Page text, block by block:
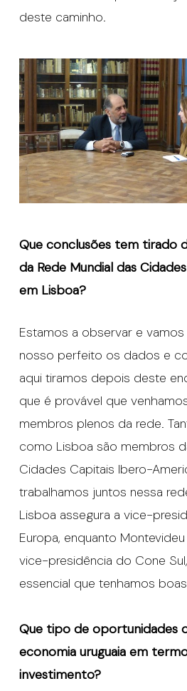
deste caminho.
Que conclusões tem tirado
da Rede Mundial das
em Lisboa?
Estamos a observar e
nosso perfeito os dados e
aqui tiramos depois deste
que é provável que
membros plenos da rede.
como Lisboa são membros
Cidades Capitais Ibero-
trabalhamos juntos nessa
Lisboa assegura a vice-
Europa, enquanto
vice-presidência do Cone
essencial que tenhamos
Que tipo de oportunidades
economia uruguaia em
investimento?